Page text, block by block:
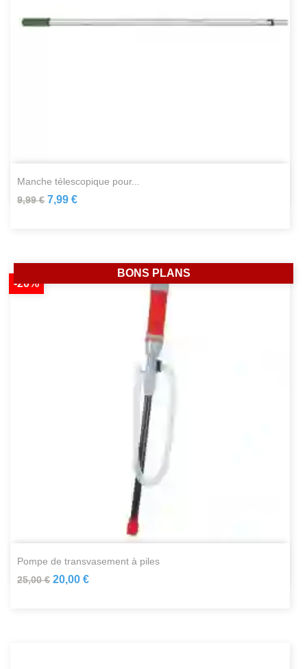
manche télescopique pour...
9,99 € 7,99 €
pompe de transvasement à piles
25,00 €
-20%
20,00 €
BONS PLANS